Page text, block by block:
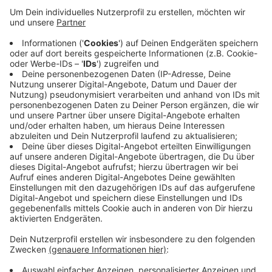
Anzeige
Allein in der vergangenen Woche seien
durchschnittlich 440 Menschen am Tag geimpft
worden - das Impfzentrum würde damit also gut
genutzt, scheinbar besser als die mobilen
Impfangebote. Deshalb möchte die Stadt eine
Ausnahmegenehmigung beantragen, um das zentrale
Impfen im Stadthaus in den nächsten Wochen möglich
zu machen.
Anzeige